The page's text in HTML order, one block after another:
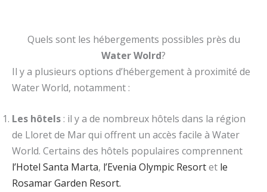
Quels sont les hébergements possibles près du
Water Wolrd?
Il y a plusieurs options d’hébergement à proximité de
Water World, notamment :
Les hôtels : il y a de nombreux hôtels dans la région
de Lloret de Mar qui offrent un accès facile à Water
World. Certains des hôtels populaires comprennent
l’Hotel Santa Marta, l’Evenia Olympic Resortet le
Rosamar Garden Resort.